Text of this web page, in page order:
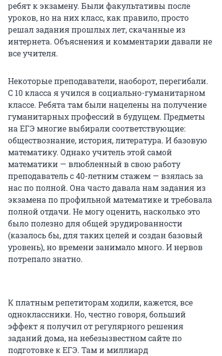
ребят к экзамену. Были факультативы после
уроков, но на них класс, как правило, просто
решал задания прошлых лет, скачанные из
интернета. Объяснения и комментарии давали не
все учителя.
Некоторые преподаватели, наоборот, перегибали.
С 10 класса я учился в социально-гуманитарном
классе. Ребята там были нацелены на получение
гуманитарных профессий в будущем. Предметы
на ЕГЭ многие выбирали соответствующие:
обществознание, история, литература. И базовую
математику. Однако учитель этой самой
математики — влюбленный в свою работу
преподаватель с 40-летним стажем — взялась за
нас по полной. Она часто давала нам задания из
экзамена по профильной математике и требовала
полной отдачи. Не могу оценить, насколько это
было полезно для общей эрудированности
(казалось бы, для таких целей и создан базовый
уровень), но времени занимало много. И нервов
потрепало знатно.
К платным репетиторам ходили, кажется, все
одноклассники. Но, честно говоря, больший
эффект я получил от регулярного решения
заданий дома, на небезызвестном сайте по
подготовке к ЕГЭ. Там и миллиард